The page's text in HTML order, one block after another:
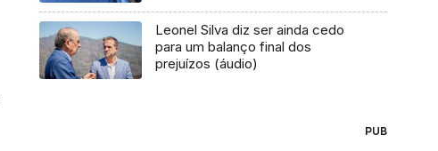
Leonel Silva diz ser ainda cedo
para um balanço final dos
prejuízos (áudio)
PUB